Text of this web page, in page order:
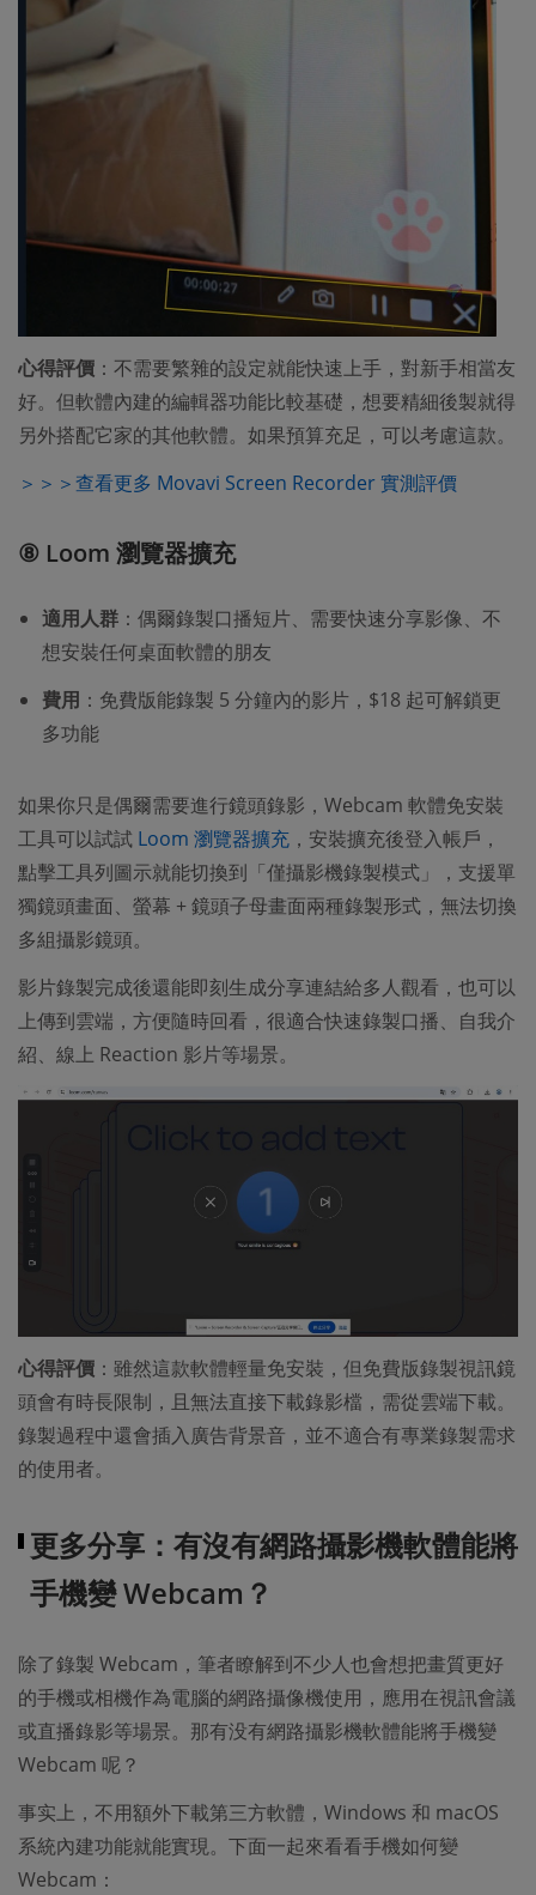
心得評價 ：不需要繁雜的設定就能快速上手，對新手相當友
好。但軟體內建的編輯器功能比較基礎，想要精細後製就得
另外搭配它家的其他軟體。如果預算充足，可以考慮這款。
＞＞＞查看更多 Movavi Screen Recorder 實測評價
⑧ Loom 瀏覽器擴充
適用人群 ：偶爾錄製口播短片、需要快速分享影像、不
想安裝任何桌面軟體的朋友
費用 ：免費版能錄製 5 分鐘內的影片，$18 起可解鎖更
多功能
如果你只是偶爾需要進行鏡頭錄影，Webcam 軟體免安裝
工具可以試試 Loom 瀏覽器擴充 ，安裝擴充後登入帳戶，
點擊工具列圖示就能切換到「僅攝影機錄製模式」，支援單
獨鏡頭畫面、螢幕 + 鏡頭子母畫面兩種錄製形式，無法切換
多組攝影鏡頭。
影片錄製完成後還能即刻生成分享連結給多人觀看，也可以
上傳到雲端，方便隨時回看，很適合快速錄製口播、自我介
紹、線上 Reaction 影片等場景。
心得評價 ：雖然這款軟體輕量免安裝，但免費版錄製視訊鏡
頭會有時長限制，且無法直接下載錄影檔，需從雲端下載。
錄製過程中還會插入廣告背景音，並不適合有專業錄製需求
的使用者。
更多分享：有沒有網路攝影機軟體能將
手機變 Webcam？
除了錄製 Webcam，筆者瞭解到不少人也會想把畫質更好
的手機或相機作為電腦的網路攝像機使用，應用在視訊會議
或直播錄影等場景。那有没有網路攝影機軟體能將手機變
Webcam 呢？
事实上，不用額外下載第三方軟體，Windows 和 macOS
系統內建功能就能實現。下面一起來看看手機如何變
Webcam：